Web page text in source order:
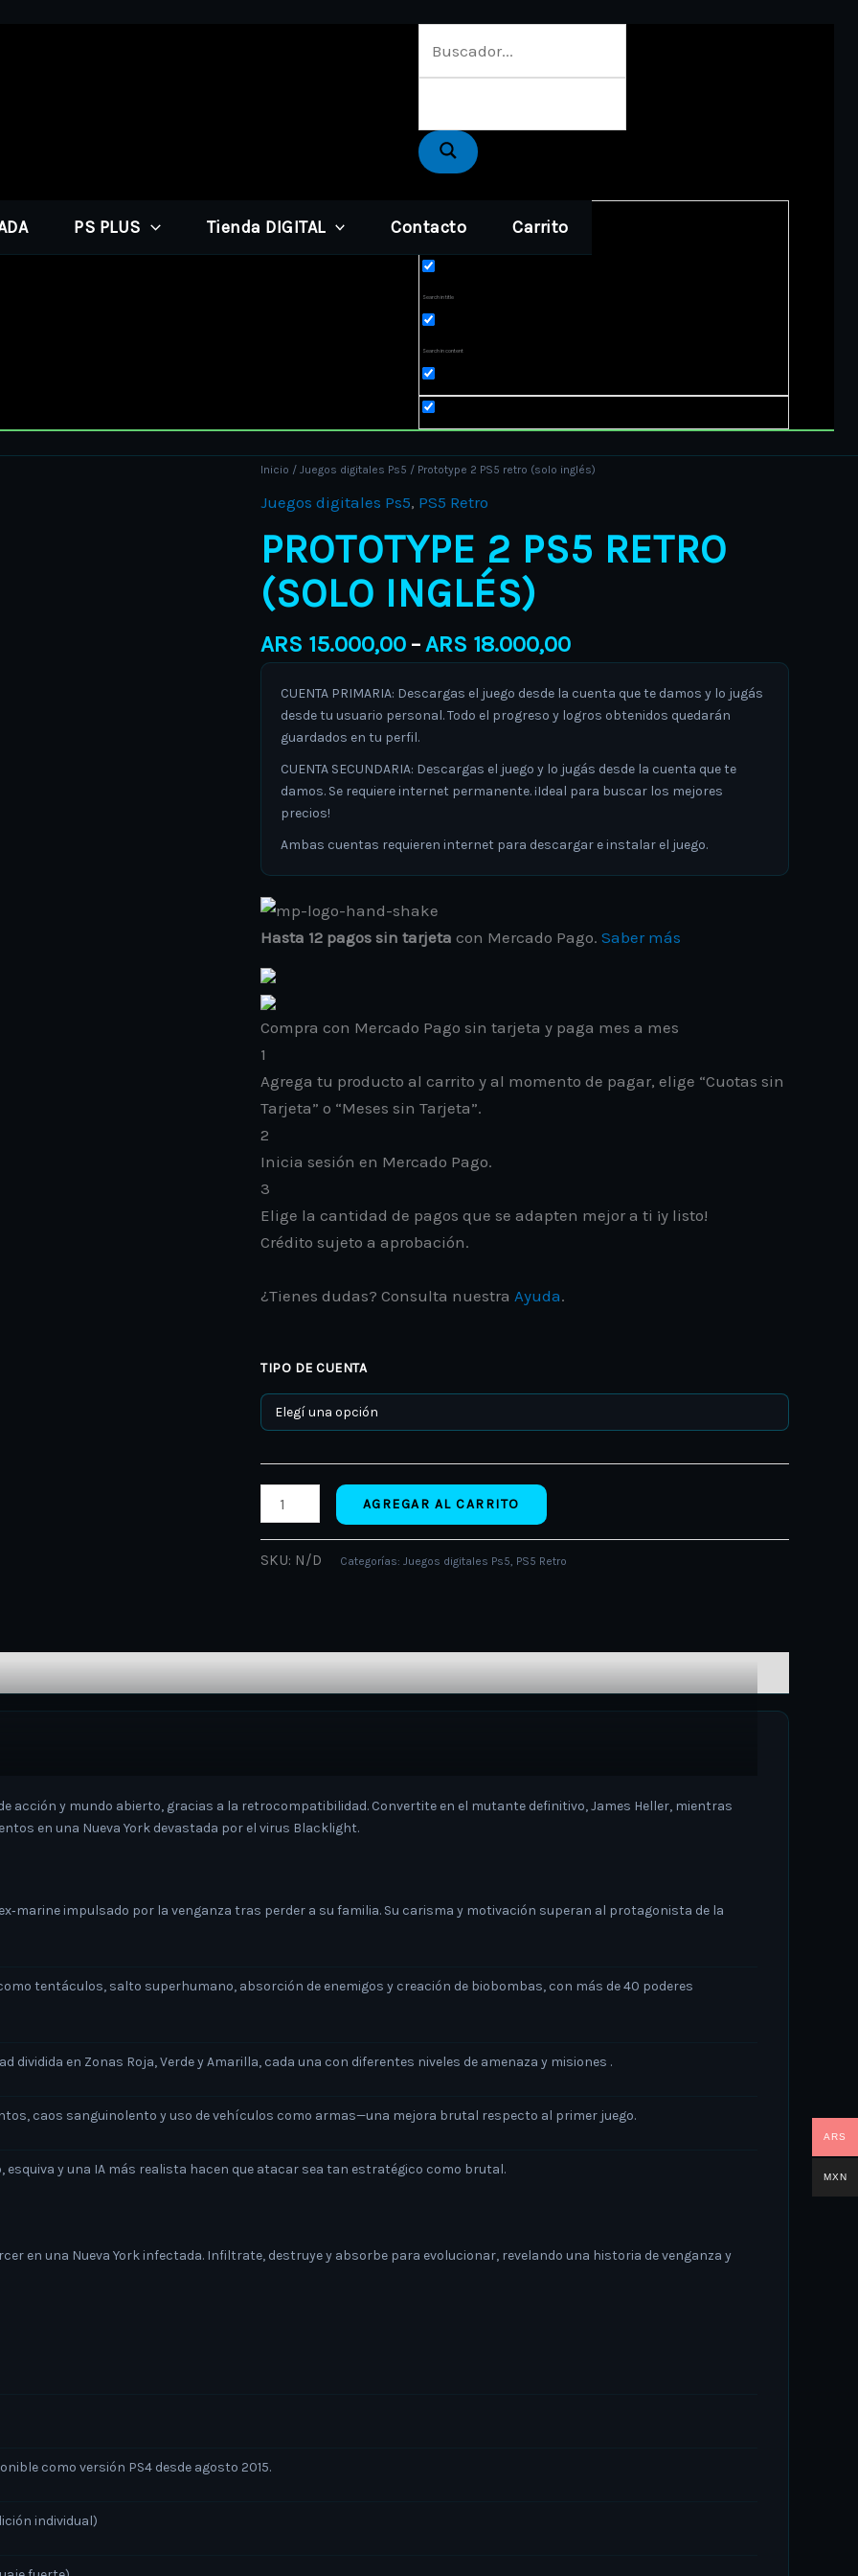
PS PLUS Tienda DIGITAL Contacto Carrito
Search in title
Search in content
Inicio / Juegos digitales Ps5 / Prototype 2 PS5 retro (solo inglés)
Juegos digitales Ps5, PS5 Retro
PROTOTYPE 2 PS5 RETRO
(SOLO INGLÉS)
ARS 15.000,00 –ARS 18.000,00
Price
through
CUENTA PRIMARIA: Descargas el juego desde la cuenta que te damos y lo jugás
desde tu usuario personal. Todo el progreso y logros obtenidos quedarán
guardados en tu perfil.
CUENTA SECUNDARIA: Descargas el juego y lo jugás desde la cuenta que te
damos. Se requiere internet permanente. ¡Ideal para buscar los mejores
precios!
Ambas cuentas requieren internet para descargar e instalar el juego.
Hasta 12 pagos sin tarjeta con Mercado Pago. Saber más
Compra con Mercado Pago sin tarjeta y paga mes a mes
1
Agrega tu producto al carrito y al momento de pagar, elige “Cuotas sin
Tarjeta” o “Meses sin Tarjeta”.
2
Inicia sesión en Mercado Pago.
3
Elige la cantidad de pagos que se adapten mejor a ti ¡y listo!
Crédito sujeto a aprobación.
¿Tienes dudas? Consulta nuestra Ayuda.
TIPO DE CUENTA
Prototype
2
retro
(solo
inglés)
AGREGAR AL CARRITO
SKU: N/D Categorías: Juegos digitales Ps5, PS5 Retro
acción y mundo abierto, gracias a la retrocompatibilidad. Convertite en el mutante definitivo, James Heller, mientras
en una Nueva York devastada por el virus Blacklight.
impulsado por la venganza tras perder a su familia. Su carisma y motivación superan al protagonista de la
tentáculos, salto superhumano, absorción de enemigos y creación de biobombas, con más de 40 poderes
dividida en Zonas Roja, Verde y Amarilla, cada una con diferentes niveles de amenaza y misiones .
caos sanguinolento y uso de vehículos como armas—una mejora brutal respecto al primer juego.
esquiva y una IA más realista hacen que atacar sea tan estratégico como brutal.
en una Nueva York infectada. Infiltrate, destruye y absorbe para evolucionar, revelando una historia de venganza y
como versión PS4 desde agosto 2015.
individual)
ARS
MXN